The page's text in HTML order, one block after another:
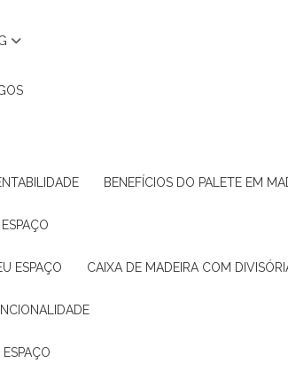
BENEFÍCIOS DO PALETE EM
ESPAÇO CAIXA DE MADEIRA COM